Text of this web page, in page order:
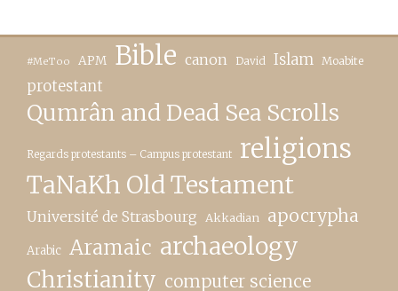
#MeToo APM Bible canon David Islam Moabite
protestant
Qumrân and Dead Sea Scrolls
Regards protestants – Campus protestant religions
TaNaKh Old Testament
Université de Strasbourg Akkadian apocrypha
Arabic Aramaic archaeology
Christianity computer science